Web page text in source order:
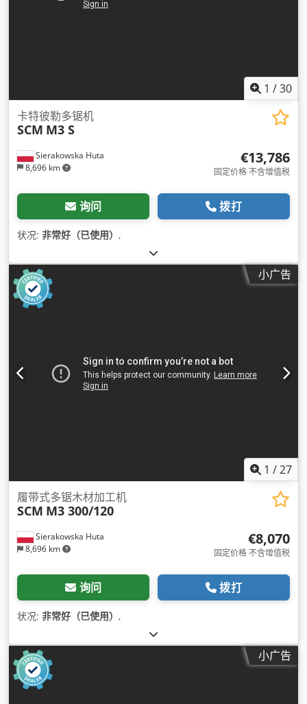
1 /30
Sierakowska Huta
8,696 km
卡特彼勒多锯机
SCM M3 S
€13,786
固定价格 不含增值税
询问 拨打
状况: 非常好（已使用） ,
小广告
1 /27
Sierakowska Huta
8,696 km
履带式多锯木材加工机
SCM M3 300/120
€8,070
固定价格 不含增值税
询问 拨打
状况: 非常好（已使用） ,
小广告